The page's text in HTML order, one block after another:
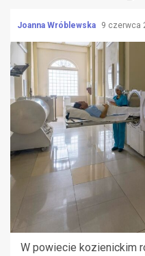
Joanna Wróblewska 9 czerwca
W powiecie kozienickim